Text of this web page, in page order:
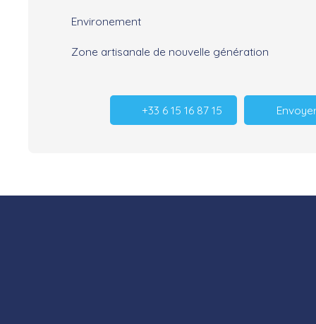
Environement
Zone artisanale de nouvelle génération
+33 6 15 16 87 15